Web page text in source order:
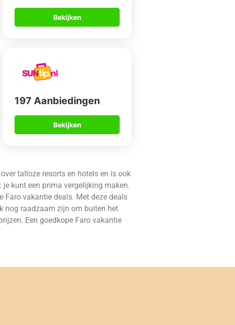
Bekijken
197 Aanbiedingen
Bekijken
talloze resorts en hotels en is ook
kunt een prima vergelijking maken.
Faro vakantie deals. Met deze deals
nog raadzaam zijn om buiten het
Een goedkope Faro vakantie